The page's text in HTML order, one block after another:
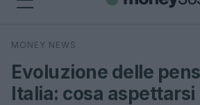
Cerca
MONEY NEWS
Evoluzione delle
Italia: cosa aspettarsi